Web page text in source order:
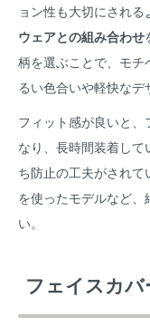
ョン性も大切にされる
ウェアとの組み合わせ
柄を選ぶことで、モ
るい色合いや軽快なデ
フィット感が良いと
なり、長時間装着し
ち防止の工夫がされ
を使ったモデルなど
い。
フェイスカ